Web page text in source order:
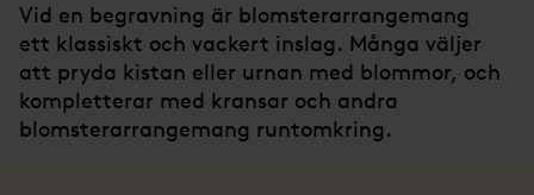
Vid en begravning är blomsterarrangemang
ett klassiskt och vackert inslag. Många väljer
att pryda kistan eller urnan med blommor, och
kompletterar med kransar och andra
blomsterarrangemang runtomkring.